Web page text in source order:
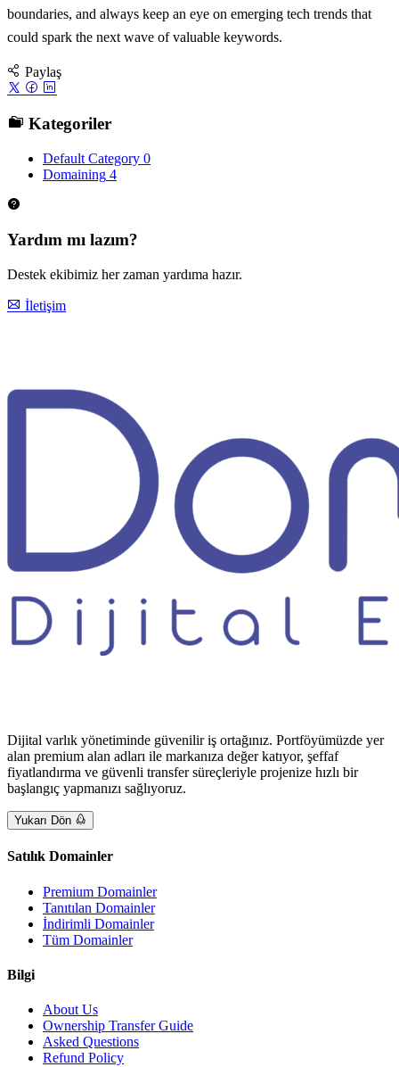
boundaries, and always keep an eye on emerging tech trends that
could spark the next wave of valuable keywords.
Paylaş
Kategoriler
Default Category 0
Domaining 4
Yardım mı lazım?
Destek ekibimiz her zaman yardıma hazır.
İletişim
Dijital varlık yönetiminde güvenilir iş ortağınız. Portföyümüzde yer
alan premium alan adları ile markanıza değer katıyor, şeffaf
fiyatlandırma ve güvenli transfer süreçleriyle projenize hızlı bir
başlangıç yapmanızı sağlıyoruz.
Yukarı Dön
Satılık Domainler
Premium Domainler
Tanıtılan Domainler
İndirimli Domainler
Tüm Domainler
Bilgi
About Us
Ownership Transfer Guide
Asked Questions
Refund Policy